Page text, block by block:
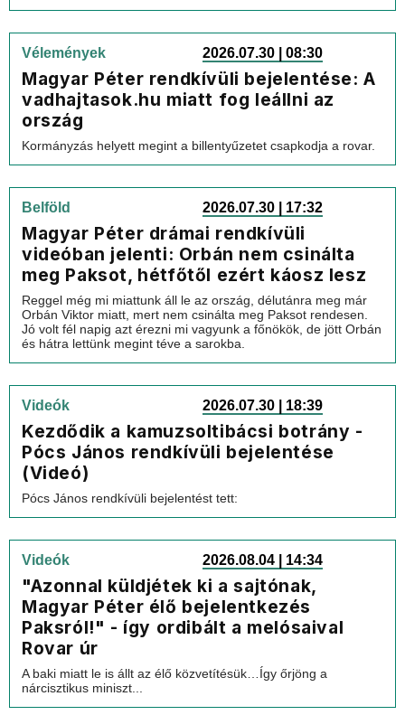
Vélemények 2026.07.30 | 08:30
Magyar Péter rendkívüli bejelentése: A
vadhajtasok.hu miatt fog leállni az
ország
Kormányzás helyett megint a billentyűzetet csapkodja a rovar.
Belföld 2026.07.30 | 17:32
Magyar Péter drámai rendkívüli
videóban jelenti: Orbán nem csinálta
meg Paksot, hétfőtől ezért káosz lesz
Reggel még mi miattunk áll le az ország, délutánra meg már
Orbán Viktor miatt, mert nem csinálta meg Paksot rendesen.
Jó volt fél napig azt érezni mi vagyunk a főnökök, de jött Orbán
és hátra lettünk megint téve a sarokba.
Videók 2026.07.30 | 18:39
Kezdődik a kamuzsoltibácsi botrány -
Pócs János rendkívüli bejelentése
(Videó)
Pócs János rendkívüli bejelentést tett:
Videók 2026.08.04 | 14:34
"Azonnal küldjétek ki a sajtónak,
Magyar Péter élő bejelentkezés
Paksról!" - így ordibált a melósaival
Rovar úr
A baki miatt le is állt az élő közvetítésük…Így őrjöng a
nárcisztikus miniszt...